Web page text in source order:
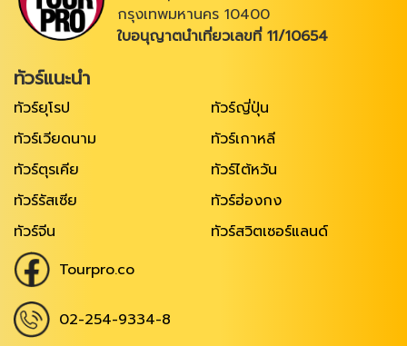
กรุงเทพมหานคร 10400
ใบอนุญาตนำเที่ยวเลขที่ 11/10654
ทัวร์แนะนำ
ทัวร์ยุโรป
ทัวร์ญี่ปุ่น
ทัวร์เวียดนาม
ทัวร์เกาหลี
ทัวร์ตุรเคีย
ทัวร์ไต้หวัน
ทัวร์รัสเซีย
ทัวร์ฮ่องกง
ทัวร์จีน
ทัวร์สวิตเซอร์แลนด์
Tourpro.co
02-254-9334-8